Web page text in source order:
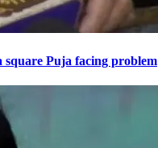
square Puja facing problem